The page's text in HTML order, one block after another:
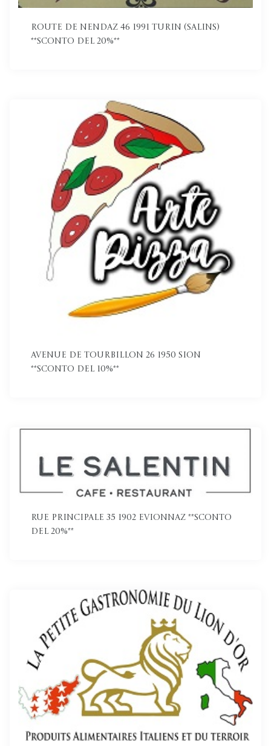
Route de Nendaz 46 1991 Turin (Salins)
**Sconto del 20%**
Avenue de Tourbillon 26 1950 Sion
**Sconto del 10%**
Rue Principale 35 1902 Evionnaz **Sconto
del 20%**